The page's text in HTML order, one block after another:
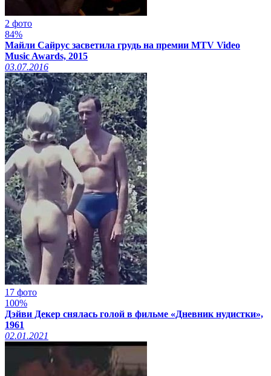
2 фото
84%
Майли Сайрус засветила грудь на премии MTV Video
Music Awards, 2015
03.07.2016
17 фото
100%
Дэйви Декер снялась голой в фильме «Дневник нудистки»,
1961
02.01.2021